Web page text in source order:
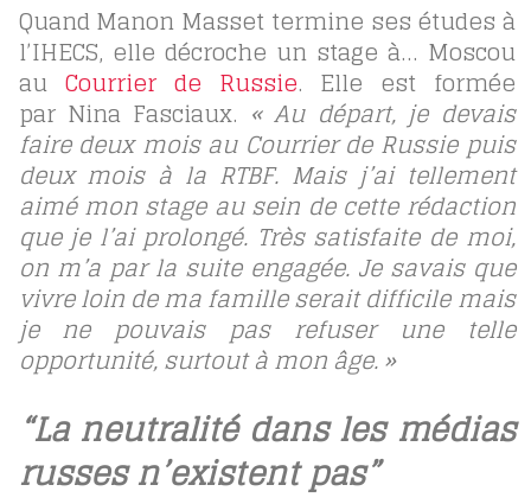
Quand Manon Masset termine ses études à
l’IHECS, elle décroche un stage à… Moscou
au Courrier de Russie. Elle est formée
par Nina Fasciaux. « Au départ, je devais
faire deux mois au Courrier de Russie puis
deux mois à la RTBF. Mais j’ai tellement
aimé mon stage au sein de cette rédaction
que je l’ai prolongé. Très satisfaite de moi,
on m’a par la suite engagée. Je savais que
vivre loin de ma famille serait difficile mais
je ne pouvais pas refuser une telle
opportunité, surtout à mon âge. »
“La neutralité dans les médias
russes n’existent pas”